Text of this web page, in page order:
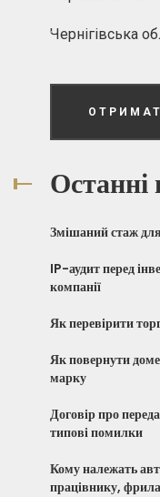
Чернігівська
Останні
Змішаний стаж
IP-аудит перед
компанії
Як перевірити
Як повернути
марку
Договір про
типові помилки
Кому належать
працівнику,